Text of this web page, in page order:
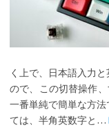
く上で、日本語入力
ので、この切替操作
一番単純で簡単な方
ては、半角英数字と…